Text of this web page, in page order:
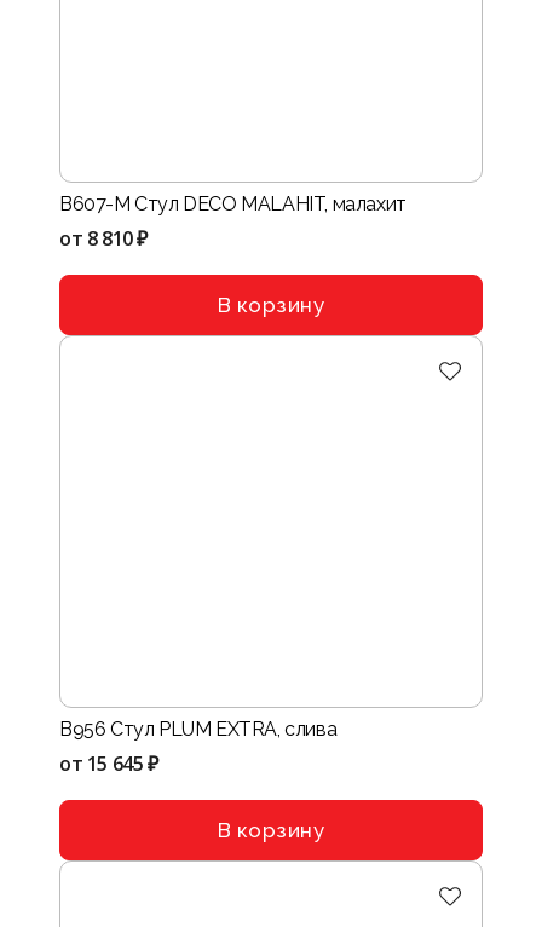
B607-M Стул DECO MALAHIT, малахит
от 8 810 ₽
В корзину
B956 Стул PLUM EXTRA, слива
от 15 645 ₽
В корзину